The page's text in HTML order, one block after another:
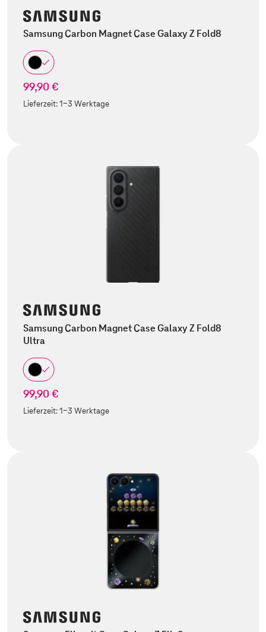
Samsung Carbon Magnet Case Galaxy Z Fold8
99,90 €
Lieferzeit:1-3 Werktage
Samsung Carbon Magnet Case Galaxy Z Fold8
Ultra
99,90 €
Lieferzeit:1-3 Werktage